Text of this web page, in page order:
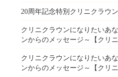
20周年記念特別クリニクラウ
クリニクラウンになりたいあ
ンからのメッセージ～【クリ
クリニクラウンになりたいあ
ンからのメッセージ～【クリ